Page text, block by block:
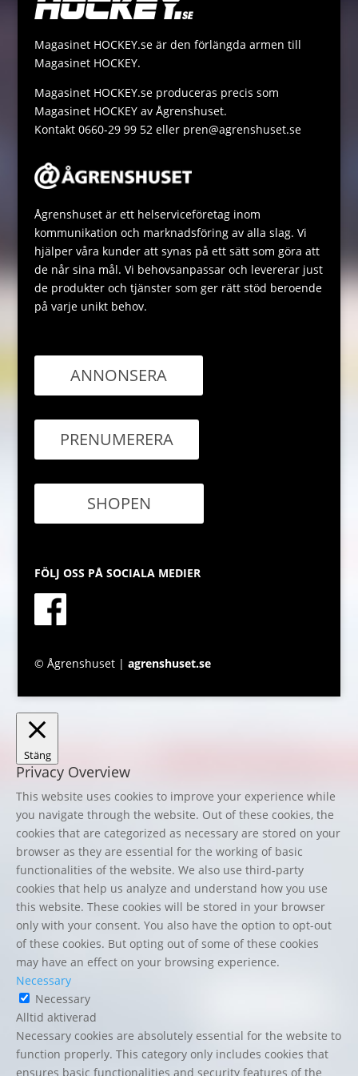
k
p
g
Magasinet HOCKEY.se är den förlängda armen till
Magasinet HOCKEY.
Magasinet HOCKEY.se produceras precis som
Magasinet HOCKEY av Ågrenshuset.
Kontakt 0660-29 99 52 eller pren@agrenshuset.se
Ågrenshuset är ett helserviceföretag inom
kommunikation och marknadsföring av alla slag. Vi
hjälper våra kunder att synas på ett sätt som göra att
de når sina mål. Vi behovsanpassar och levererar just
de produkter och tjänster som ger rätt stöd beroende
på varje unikt behov.
ANNONSERA
PRENUMERERA
SHOPEN
FÖLJ OSS PÅ SOCIALA MEDIER
© Ågrenshuset | agrenshuset.se
Stäng
Privacy Overview
This website uses cookies to improve your experience while
you navigate through the website. Out of these cookies, the
cookies that are categorized as necessary are stored on your
browser as they are essential for the working of basic
functionalities of the website. We also use third-party
cookies that help us analyze and understand how you use
this website. These cookies will be stored in your browser
only with your consent. You also have the option to opt-out
of these cookies. But opting out of some of these cookies
may have an effect on your browsing experience.
Necessary
Necessary
Alltid aktiverad
Necessary cookies are absolutely essential for the website to
function properly. This category only includes cookies that
ensures basic functionalities and security features of the